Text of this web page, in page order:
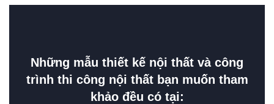
Những mẫu thiết kế nội thất và công
trình thi công nội thất bạn muốn tham
khảo đều có tại: